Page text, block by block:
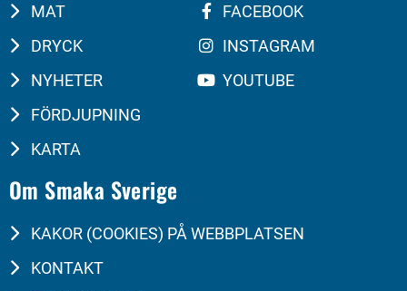
MAT
DRYCK
NYHETER
FÖRDJUPNING
KARTA
FACEBOOK
INSTAGRAM
YOUTUBE
Om Smaka Sverige
KAKOR (COOKIES) PÅ WEBBPLATSEN
KONTAKT